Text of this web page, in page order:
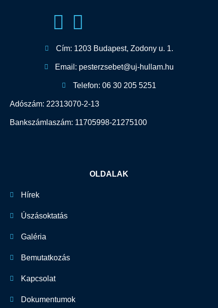
Cím: 1203 Budapest, Zodony u. 1.
Email: pesterzsebet@uj-hullam.hu
Telefon: 06 30 205 5251
Adószám: 22313070-2-13
Bankszámlaszám: 11705998-21275100
OLDALAK
Hírek
Úszásoktatás
Galéria
Bemutatkozás
Kapcsolat
Dokumentumok